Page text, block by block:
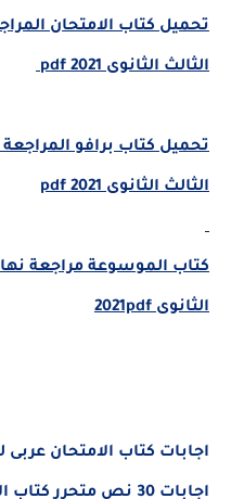
تحميل كتاب الامتحان
الثالث الثانوى 2021 pdf
تحميل كتاب برافو
الثالث الثانوى 2021 pdf
كتاب الموسوعة مراجعة
الثانوى 2021pdf
اجابات 30 نص متحرر